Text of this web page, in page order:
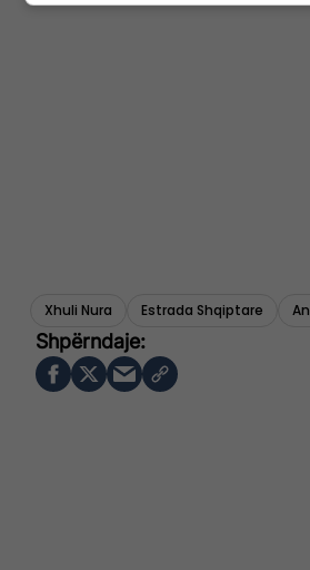
Xhuli Nura Estrada Shqiptare